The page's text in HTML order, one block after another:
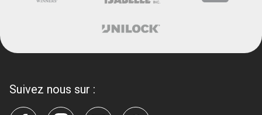
Suivez nous sur :